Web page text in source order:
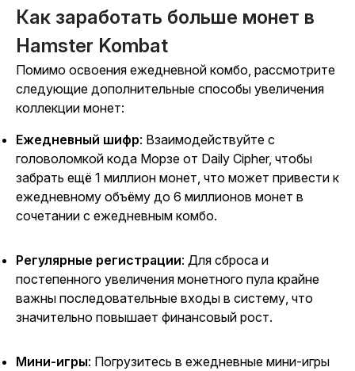
Как заработать больше монет в
Hamster Kombat
Помимо освоения ежедневной комбо, рассмотрите
следующие дополнительные способы увеличения
коллекции монет:
Ежедневный шифр: Взаимодействуйте с
головоломкой кода Морзе от Daily Cipher, чтобы
забрать ещё 1 миллион монет, что может привести к
ежедневному объёму до 6 миллионов монет в
сочетании с ежедневным комбо.
Регулярные регистрации: Для сброса и
постепенного увеличения монетного пула крайне
важны последовательные входы в систему, что
значительно повышает финансовый рост.
Мини-игры: Погрузитесь в ежедневные мини-игры